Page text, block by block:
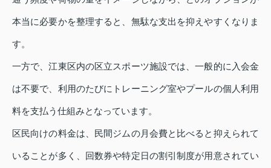
本当に必要かを整理すると、無駄な支出を抑えやすくなりま
す。
一方で、江東区内の区立スポーツ施設では、一般的に入会金
は不要で、利用のたびにトレーニング室やプールの個人利用
料を支払う仕組みとなっています。
区民向けの料金は、民間ジムの月会費と比べると抑えられて
いることが多く、回数券や特定日の割引制度が用意されてい